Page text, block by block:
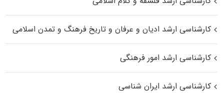
کارشناسی ارشد ادیان و عرفان و تاریخ فرهنگ و تمدن اسلامی
کارشناسی ارشد امور فرهنگی
کارشناسی ارشد ایران شناسی